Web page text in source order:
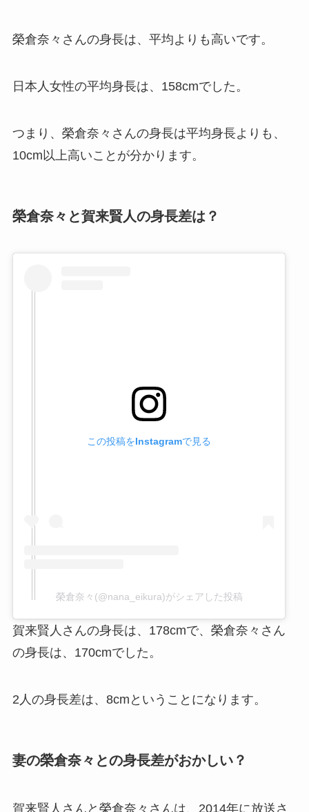
榮倉奈々さんの身長は、平均よりも高いです。
日本人女性の平均身長は、158cmでした。
つまり、榮倉奈々さんの身長は平均身長よりも、
10cm以上高いことが分かります。
榮倉奈々と賀来賢人の身長差は？
この投稿をInstagramで見る
榮倉奈々(@nana_eikura)がシェアした投稿
賀来賢人さんの身長は、178cmで、榮倉奈々さん
の身長は、170cmでした。
2人の身長差は、8cmということになります。
妻の榮倉奈々との身長差がおかしい？
賀来賢人さんと榮倉奈々さんは、2014年に放送さ